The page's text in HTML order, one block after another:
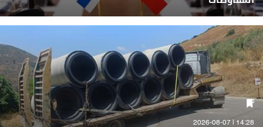
14:28 | 2026-08-07